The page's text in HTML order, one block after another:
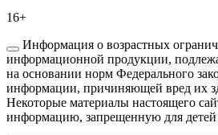
16+
Информация о возрастных
информационной продукции,
на основании норм Федерального
информации, причиняющей вред их
Некоторые материалы настоящего
информацию, запрещенную для детей